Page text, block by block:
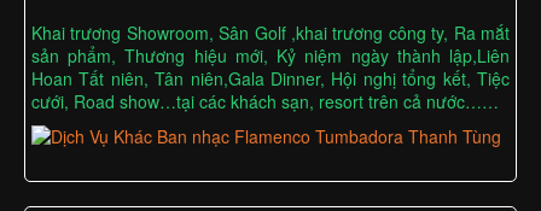
Khai trương Showroom, Sân Golf ,khai trương công ty, Ra mắt
sản phẩm, Thương hiệu mới, Kỷ niệm ngày thành lập,Liên
Hoan Tất niên, Tân niên,Gala Dinner, Hội nghị tổng kết, Tiệc
cưới, Road show…tại các khách sạn, resort trên cả nước……